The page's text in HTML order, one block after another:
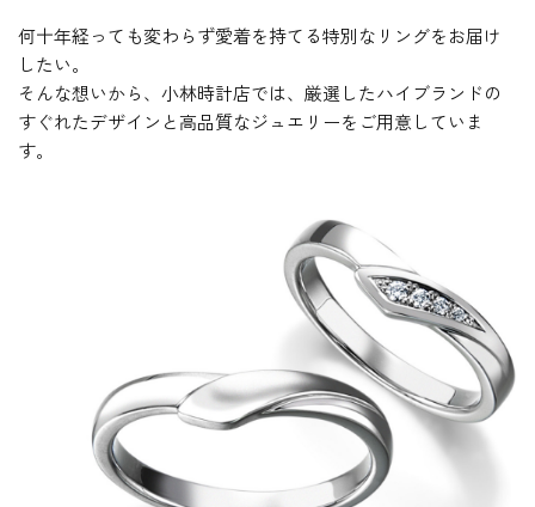
何十年経っても変わらず愛着を持てる特別なリングをお届け
したい。
そんな想いから、小林時計店では、厳選したハイブランドの
すぐれたデザインと高品質なジュエリーをご用意していま
す。